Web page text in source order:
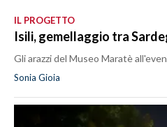
IL PROGETTO
Isili, gemellaggio tra
Gli arazzi del Museo Maratè
Sonia Gioia